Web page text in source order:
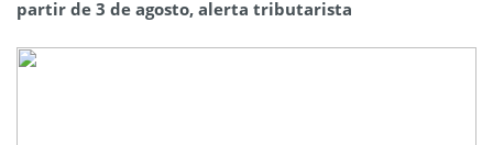
partir de 3 de agosto, alerta tributarista